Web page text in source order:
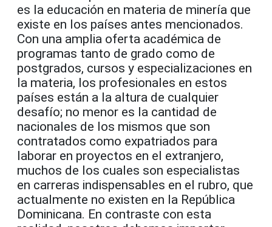
es la educación en materia de minería que
existe en los países antes mencionados.
Con una amplia oferta académica de
programas tanto de grado como de
postgrados, cursos y especializaciones en
la materia, los profesionales en estos
países están a la altura de cualquier
desafío; no menor es la cantidad de
nacionales de los mismos que son
contratados como expatriados para
laborar en proyectos en el extranjero,
muchos de los cuales son especialistas
en carreras indispensables en el rubro, que
actualmente no existen en la República
Dominicana. En contraste con esta